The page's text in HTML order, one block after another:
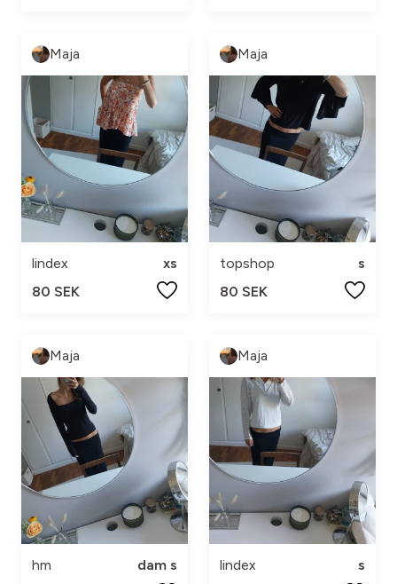
Maja
lindex
xs
80 SEK
Maja
topshop
s
80 SEK
Maja
hm
dam s
Maja
lindex
s